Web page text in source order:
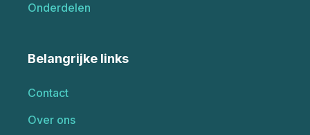
Onderdelen
Belangrijke links
Contact
Over ons